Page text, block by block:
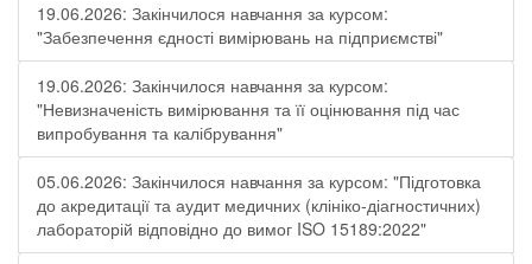
19.06.2026: Закінчилося навчання за курсом:
"Забезпечення єдності вимірювань на підприємстві"
19.06.2026: Закінчилося навчання за курсом:
"Невизначеність вимірювання та її оцінювання під час
випробування та калібрування"
05.06.2026: Закінчилося навчання за курсом: "Підготовка
до акредитації та аудит медичних (клініко-діагностичних)
лабораторій відповідно до вимог ISO 15189:2022"